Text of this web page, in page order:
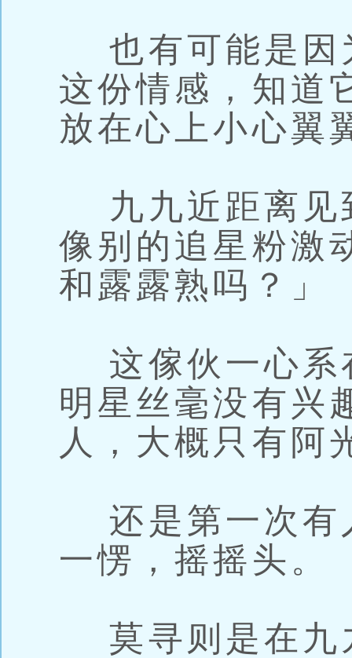
也有可能是因
这份情感，知道
放在心上小心翼
九九近距离见
像别的追星粉激
和露露熟吗？」
这傢伙一心系
明星丝毫没有兴
人，大概只有阿
还是第一次有
一愣，摇摇头。
莫寻则是在九